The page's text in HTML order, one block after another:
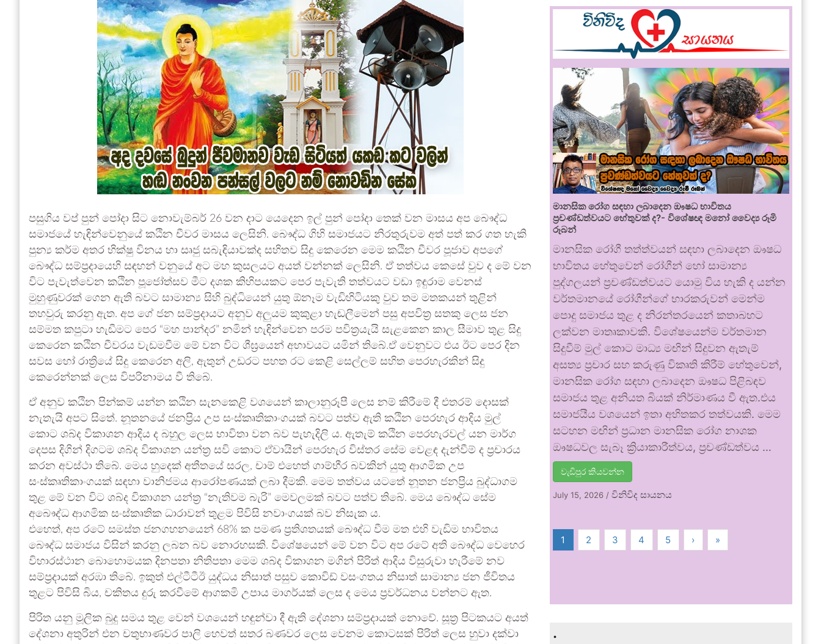
පසුගිය වප් පුන් පෝදා සිට නොවැම්බර් 26 වන දාට යෙදෙන ඉල් පුන් පෝදා තෙක් වන මාසය අප බෞද්ධ
සමාජයේ හැඳින්වෙනුයේ කඨින චීවර මාසය ලෙසිනි. බෞද්ධ ගිහි සමාජයට නිරතුරුවම අත් පත් කර ගත හැකි
පුන්‍ය කර්ම අතර භික්ෂු විනය හා සෘජු සබැඳියාවක්ද සහිතව සිදු කෙරෙන මෙම කඨින චීවර පූජාව අපගේ
බෞද්ධ සම්ප්‍රදායෙහි සඳහන් වනුයේ අට මහ කුසලයට අයත් වන්නක් ලෙසිනි. ඒ තත්වය කෙසේ වුව ද මේ වන
විට පැවැත්වෙන කඨින පූජෝත්සව මීට දශක කිහිපයකට පෙර පැවැති තත්වයට වඩා ඉඳුරාම වෙනස්
මුහුණුවරක් ගෙන ඇති බවට සාමාන්‍ය සිහි බුද්ධියෙන් යුතු ඕනෑම වැඩිහිටියකු වුව තම මතකයන් තුළින්
තහවුරු කරනු ඇත. අප ගේ ජන සම්ප්‍රදායට අනුව අලුයම කුකුළා හැඬලීමෙන් පසු අපවිත්‍ර සතකු ලෙස ජන
සම්මත කපුටා හැඬීමට පෙර “මහ පාන්දර” නමින් හැඳින්වෙන පරම පවිත්‍රයැයි සැළකෙන කාල සීමාව තුළ සිදු
කෙරෙන කඨින චීවරය වැඩමවීම මේ වන විට ශීඝ්‍රයෙන් අභාවයට යමින් තිබේ.ඒ වෙනුවට එය ඊට පෙර දින
සවස හෝ රාත්‍රියේ සිදු කෙරෙන අලි, ඇතුන් උඩරට පහත රට කෙළි සෙල්ලම් සහිත පෙරහැරකින් සිදු
කෙරෙන්නක් ලෙස විපරිනාමය වී තිබේ.
ඒ අනුව කඨින පින්කම් යන්න කඨින සැනකෙළි වශයෙන් කාලානුරූපී ලෙස නම් කිරීමේ දී එතරම් දොසක්
නැතැයි අපට සිතේ. නූතනයේ ජනප්‍රිය උප සංස්කෘතිකාංගයක් බවට පත්ව ඇති කඨින පෙරහැර ආදිය මුල්
කොට ශබ්ද විකාශන ආදිය ද බහුල ලෙස භාවිතා වන බව පැහැදිලි ය. ඇතැම් කඨින පෙරහැරවල් යන මාර්ග
දෙපස දිගින් දිගටම ශබ්ද විකාශන යන්ත්‍ර සවි කොට ඒවායින් පෙරහැර විස්තර සේම වෙළඳ දැන්වීම් ද ප්‍රචාරය
කරන අවස්ථා තිබේ. මෙය හුදෙක් අතීතයේ සරල, චාම් එහෙත් ගාම්භීර බවකින් යුතු ආගමික උප
සංස්කෘතිකාංගයක් සඳහා වානිජමය ආරෝපණයක් ලබා දීමකි. මෙම තත්වය යටතේ නූතන ජනප්‍රිය බුද්ධාගම
තුළ මේ වන විට ශබ්ද විකාශන යන්ත්‍ර “නැතිවම බැරි” මෙවලමක් බවට පත්ව තිබේ. මෙය බෞද්ධ සේම
අබෞද්ධ ආගමික සංස්කෘතික ධාරාවන් තුළම පිවිසි නවාංගයක් බව නිසැක ය.
එහෙත්, අප රටේ සමස්ත ජනගහනයෙන් 68% ක පමණ ප්‍රතිශතයක් බෞද්ධ වීම මත එහි වැඩිම භාවිතය
බෞද්ධ සමාජය විසින් කරනු ලබන බව නොරහසකි. විශේෂයෙන් මේ වන විට අප රටේ අති බෞද්ධ වෙහෙර
විහාරස්ථාන බොහොමයක දිනපතා නිතිපතා මෙම ශබ්ද විකාශන මගින් පිරිත් ආදිය විසුරුවා හැරීමේ නව
සම්ප්‍රදායක් අරඹා තිබේ. ඉකුත් එල්ටීටීඊ යුද්ධය නිසාත් පසුව කොවිඩ් වසංගතය නිසාත් සාමාන්‍ය ජන ජීවිතය
තුළට පිවිසි බිය, චකිතය දුරු කරවීමේ ආගකමි උපාය මාගර්යක් ලෙස ද මෙය ප්‍රවර්ධනය වන්නට ඇත.
පිරිත යනු මූලික බුදු සමය තුළ වෙන් වශයෙන් හඳුන්වා දී ඇති දේශනා සම්ප්‍රදායක් නොවේ. සූත්‍ර පිටකයට අයත්
දේශනා අතුරින් එන චතුභාණවර පාලි හෙවත් සතර බණවර ලෙස වෙනම කොටසක් පිරිත් ලෙස හුවා දක්වා
මානසික රෝග සඳහා ලබාදෙන ඖෂධ භාවිතය
ප්‍රචණ්ඩත්වයට හේතුවක් ද?- විශේෂඥ මනෝ වෛද්‍ය රූමි
රූබන්
මානසික රෝගී තත්ත්වයන් සඳහා ලබාදෙන ඖෂධ
භාවිතය හේතුවෙන් රෝගීන් හෝ සාමාන්‍ය
පුද්ගලයන් ප්‍රචණ්ඩත්වයට යොමු විය හැකි ද යන්න
වර්තමානයේ රෝගීන්ගේ භාරකරුවන් මෙන්ම
පොදු සමාජය තුළ ද නිරන්තරයෙන් කතාබහට
ලක්වන මාතෘකාවකි. විශේෂයෙන්ම වර්තමාන
සිදුවීම් මුල් කොට මාධ්‍ය මඟින් සිදුවන ඇතැම්
අසත්‍ය ප්‍රචාර සහ කරුණු විකෘති කිරීම් හේතුවෙන්,
මානසික රෝග සඳහා ලබාදෙන ඖෂධ පිළිබඳව
සමාජය තුළ අනියත බියක් නිර්මාණය වී ඇත.එය
සමාජයීය වශයෙන් ඉතා අහිතකර තත්වයකි. මෙම
සටහන මඟින් ප්‍රධාන මානසික රෝග නාශක
ඖෂධවල සැබෑ ක්‍රියාකාරීත්වය, ප්‍රචණ්ඩත්වය …
වැඩිපුර කියවන්න
July 15, 2026 /විනිවිද සායනය
1 2 3 4 5 › »
.